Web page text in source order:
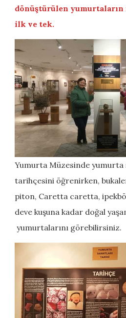
dönüştürülen yumurtaların
ilk ve tek.
Yumurta Müzesinde yumurta
tarihçesini öğrenirken,
piton, Caretta caretta,
deve kuşuna kadar doğal
yumurtalarını görebilirsiniz.